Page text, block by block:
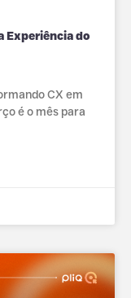
Experiência do
CX em
é o mês para